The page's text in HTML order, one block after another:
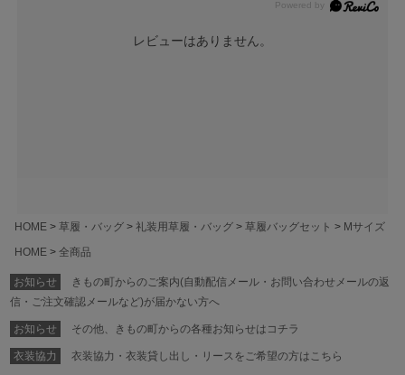
レビューはありません。
HOME 草履・バッグ 礼装用草履・バッグ 草履バッグセット
Mサイズ
HOME
全商品
お知らせ
きもの町からのご案内(自動配信メール・お問い合わせメールの返
信・ご注文確認メールなど)が届かない方へ
お知らせ その他、きもの町からの各種お知らせはコチラ
衣装協力 衣装協力・衣装貸し出し・リースをご希望の方はこちら